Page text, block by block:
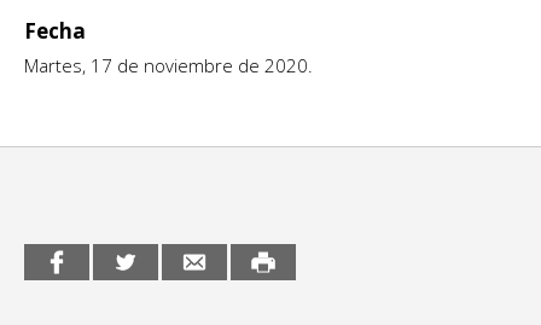
Sitios de interés
Escénicas
Infantil / Juvenil
Música / Sonido
Fecha
Martes, 17 de noviembre de 2020.